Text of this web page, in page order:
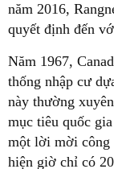
năm 2016,
quyết định đến
Năm 1967,
thống nhập cư
này thường
mục tiêu quốc
một lời mời công
hiện giờ chỉ có